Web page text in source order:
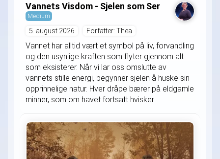
Vannets Visdom - Sjelen som Ser
Medium
5. august 2026 Forfatter: Thea
Vannet har alltid vært et symbol på liv, forvandling
og den usynlige kraften som flyter gjennom alt
som eksisterer. Når vi lar oss omslutte av
vannets stille energi, begynner sjelen å huske sin
opprinnelige natur. Hver dråpe bærer på eldgamle
minner, som om havet fortsatt hvisker...